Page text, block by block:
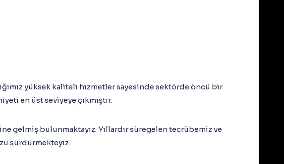
yüksek kaliteli hizmetler sayesinde sektörde öncü bir
en üst seviyeye çıkmıştır.
gelmiş bulunmaktayız. Yıllardır süregelen tecrübemiz ve
sürdürmekteyiz.